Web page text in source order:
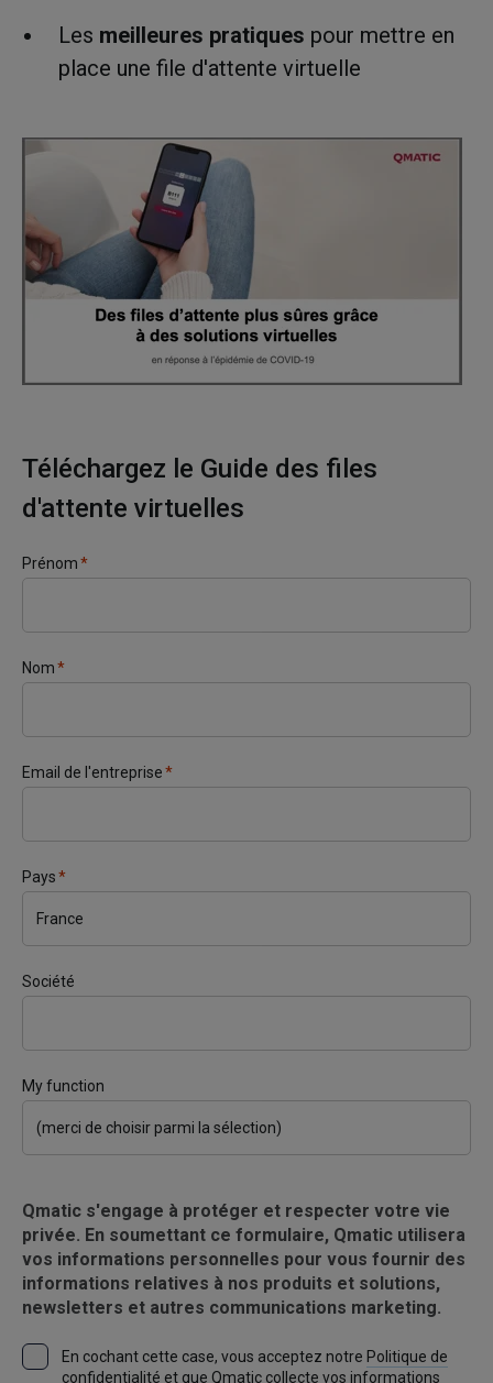
Les meilleures pratiques pour mettre en
place une file d'attente virtuelle
Téléchargez le Guide des files
d'attente virtuelles
Prénom*
Nom*
Email de l'entreprise*
Pays*
Société
My function
Qmatic s'engage à protéger et respecter votre vie
privée. En soumettant ce formulaire, Qmatic utilisera
vos informations personnelles pour vous fournir des
informations relatives à nos produits et solutions,
newsletters et autres communications marketing.
En cochant cette case, vous acceptez notre Politique de
confidentialité et que Qmatic collecte vos informations